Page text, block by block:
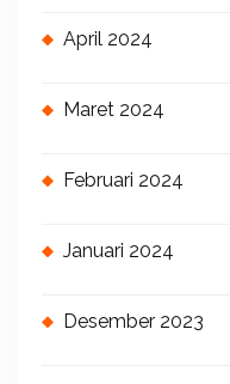
April 2024
Maret 2024
Februari 2024
Januari 2024
Desember 2023